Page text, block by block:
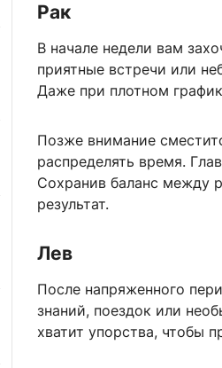
Рак
В начале недели вам
приятные встречи или
Даже при плотном
Позже внимание
распределять время.
Сохранив баланс между
результат.
Лев
После напряженного
знаний, поездок или
хватит упорства, чтобы